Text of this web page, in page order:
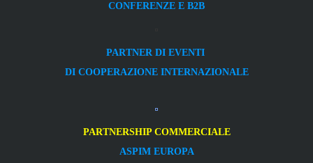
CONFERENZE E B2B
PARTNER DI EVENTI
DI COOPERAZIONE INTERNAZIONALE
PARTNERSHIP COMMERCIALE
ASPIM EUROPA